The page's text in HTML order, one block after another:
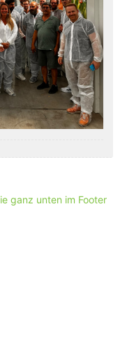
ganz unten im Footer